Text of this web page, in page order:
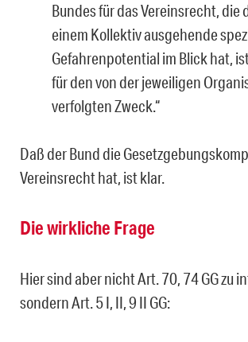
Bundes für das Vereinsrecht, die
einem Kollektiv ausgehende
Gefahrenpotential im Blick hat, ist
für den von der jeweiligen
verfolgten Zweck.“
Daß der Bund die
Vereinsrecht hat, ist klar.
Die wirkliche Frage
Hier sind aber nicht Art. 70, 74 GG zu
sondern Art. 5 I, II, 9 II GG: